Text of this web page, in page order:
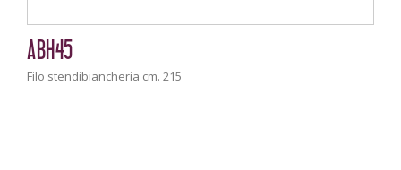
ABH45
Filo stendibiancheria cm. 215